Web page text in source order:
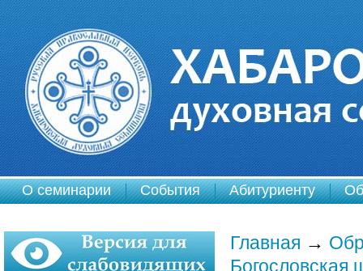
О семинарии События Абитуриенту
Главная →
Богословская